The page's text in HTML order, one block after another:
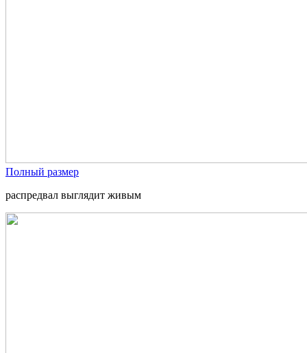
Полный размер
распредвал выглядит живым